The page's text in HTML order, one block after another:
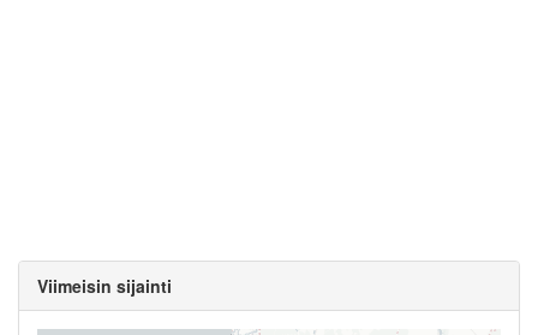
Viimeisin sijainti